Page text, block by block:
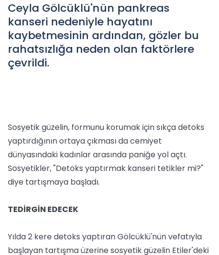
Ceyla Gölcüklü'nün pankreas
kanseri nedeniyle hayatını
kaybetmesinin ardından, gözler bu
rahatsızlığa neden olan faktörlere
çevrildi.
Sosyetik güzelin, formunu korumak için sıkça detoks
yaptırdığının ortaya çıkması da cemiyet
dünyasındaki kadınlar arasında paniğe yol açtı.
Sosyetikler, "Detoks yaptırmak kanseri tetikler mi?"
diye tartışmaya başladı.
TEDİRGİN EDECEK
Yılda 2 kere detoks yaptıran Gölcüklü'nün vefatıyla
başlayan tartışma üzerine sosyetik güzelin Etiler'deki